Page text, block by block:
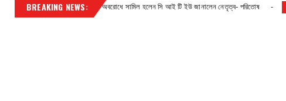
BREAKING NEWS:
চকে বিক্ষোভ মিছিল ও পথ অবরোধে সামিল হলেন সি আই টি ইউ জানালেন নেতৃত্ব- পরিতোষ Contact